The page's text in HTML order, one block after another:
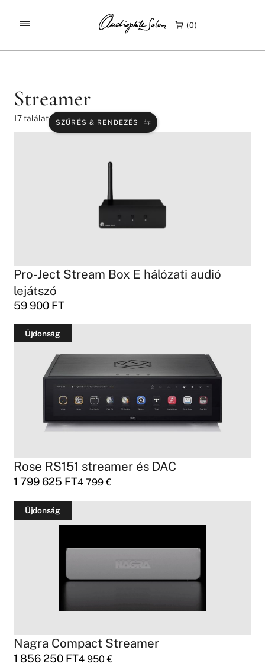
0
KEZDŐLAP TERMÉKEK / STREAMER
Streamer
17találat SZŰRÉS & RENDEZÉS
Pro-Ject Stream Box E hálózati audió
lejátszó
59 900 FT
Újdonság
Rose RS151 streamer és DAC
1 799 625 FT4 799€
Újdonság
Nagra Compact Streamer
1 856 250 FT4 950€